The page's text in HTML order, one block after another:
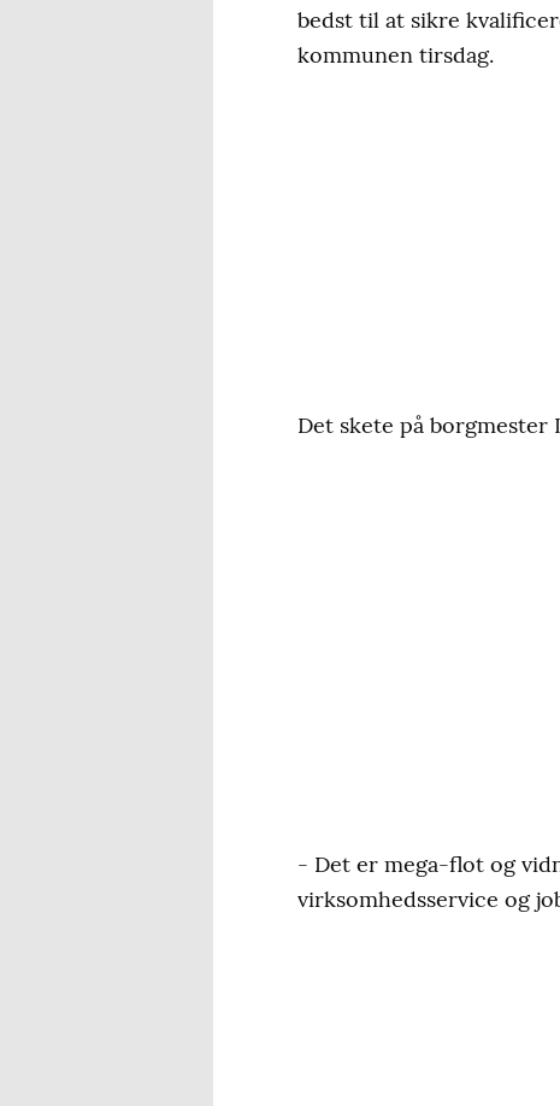
bedst til at sikre
kommunen tirsdag.
Det skete på borgmester
- Det er mega-flot og
virksomhedsservice og